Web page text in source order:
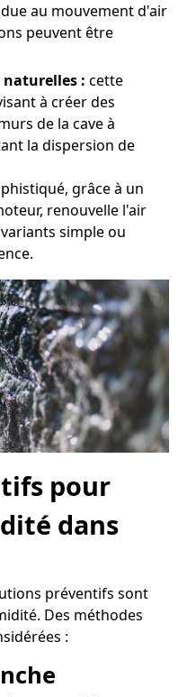
au mouvement d'air
peuvent être
: cette
à créer des
de la cave à
la dispersion de
grâce à un
renouvelle l'air
simple ou
pour
dans
préventifs sont
Des méthodes
: